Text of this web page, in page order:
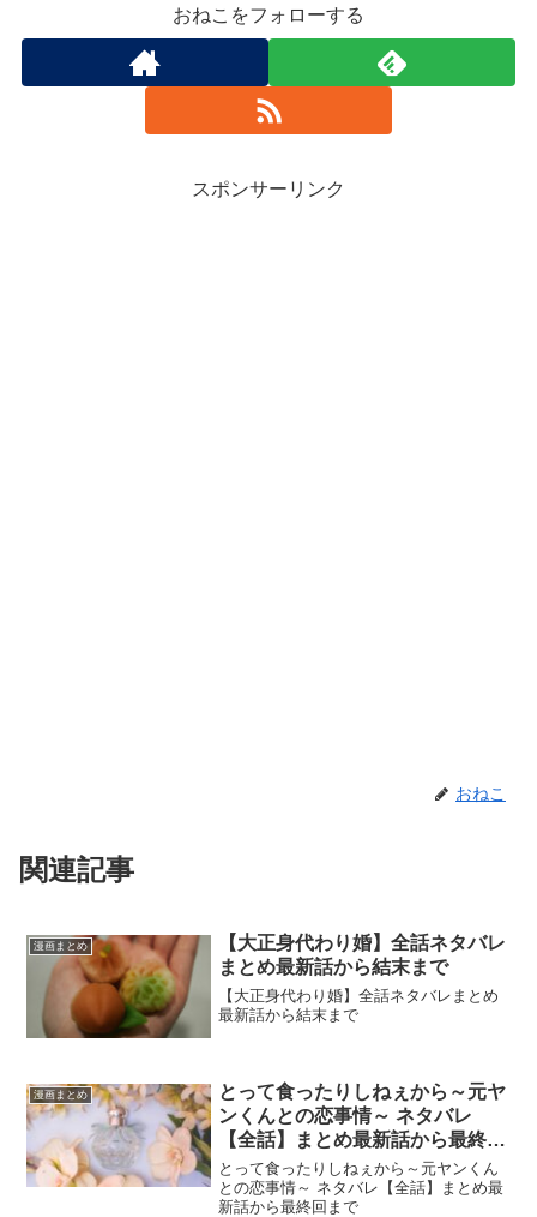
おねこをフォローする
スポンサーリンク
おねこ
関連記事
漫画まとめ
【大正身代わり婚】全話ネタバレ
まとめ最新話から結末まで
【大正身代わり婚】全話ネタバレまとめ
最新話から結末まで
漫画まとめ
とって食ったりしねぇから～元ヤ
ンくんとの恋事情～ ネタバレ
【全話】まとめ最新話から最終回
まで
とって食ったりしねぇから～元ヤンくん
との恋事情～ ネタバレ【全話】まとめ最
新話から最終回まで